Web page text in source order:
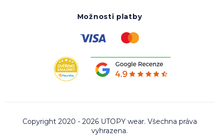
Možnosti platby
Copyright 2020 - 2026 UTOPY wear. Všechna práva
vyhrazena.